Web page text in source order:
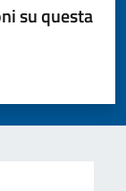
su questa